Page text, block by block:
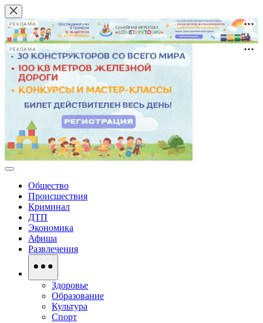
РЕКЛАМА
РЕКЛАМА
Общество
Происшествия
Криминал
ДТП
Экономика
Афиша
Развлечения
Здоровье
Образование
Культура
Спорт